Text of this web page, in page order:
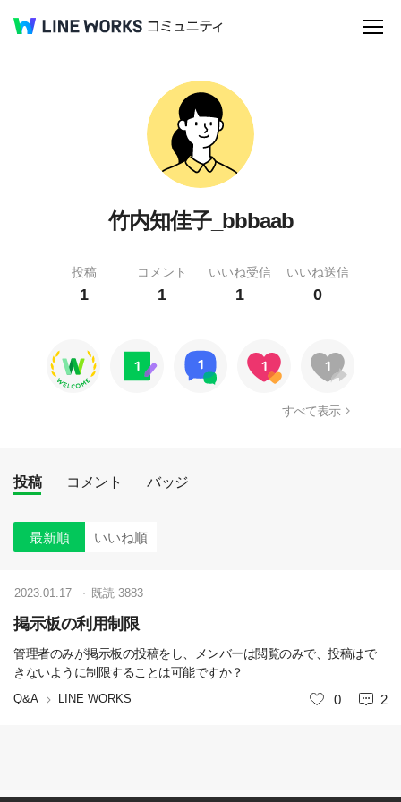
竹内知佳子_bbbaab
投稿
1
コメント
1
いいね受信
1
いいね送信
0
すべて表示
投稿 コメント バッジ
最新順 いいね順
掲示板の利用制限
管理者のみが掲示板の投稿をし、メンバーは閲覧のみで、投稿はで
きないように制限することは可能ですか？
Q&A LINE WORKS
2023.01.17 既読 3883
いいね
0 2